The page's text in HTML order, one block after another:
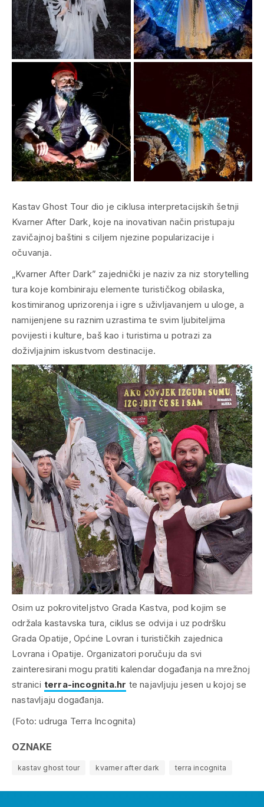
Kastav Ghost Tour dio je ciklusa interpretacijskih šetnji
Kvarner After Dark , koje na inovativan način pristupaju
zavičajnoj baštini s ciljem njezine popularizacije i
očuvanja.
„Kvarner After Dark” zajednički je naziv za niz storytelling
tura koje kombiniraju elemente turističkog obilaska,
kostimiranog uprizorenja i igre s uživljavanjem u uloge, a
namijenjene su raznim uzrastima te svim ljubiteljima
povijesti i kulture, baš kao i turistima u potrazi za
doživljajnim iskustvom destinacije.
Osim uz pokroviteljstvo Grada Kastva, pod kojim se
održala kastavska tura, ciklus se odvija i uz podršku
Grada Opatije, Općine Lovran i turističkih zajednica
Lovrana i Opatije. Organizatori poručuju da svi
zainteresirani mogu pratiti kalendar događanja na mrežnoj
stranici terra-incognita.hr te najavljuju jesen u kojoj se
nastavljaju događanja.
(Foto: udruga Terra Incognita)
OZNAKE
kastav ghost tour kvarner after dark terra incognita